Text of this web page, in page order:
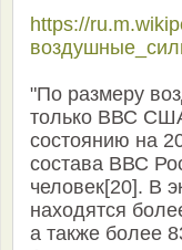
https://
"По размеру
только ВВС
состоянию на
состава ВВС
человек[20]. В
находятся
а также более